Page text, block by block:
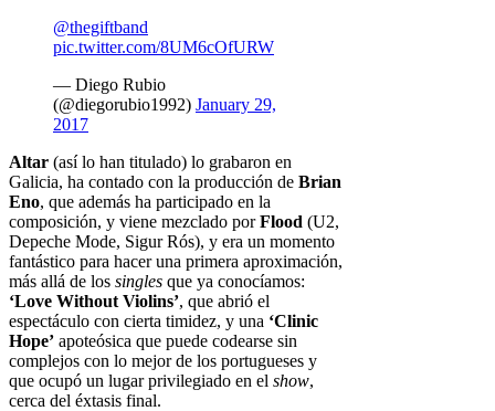
@thegiftband
pic.twitter.com/8UM6cOfURW
— Diego Rubio
(@diegorubio1992) January 29,
2017
Altar (así lo han titulado) lo grabaron en
Galicia, ha contado con la producción de Brian
Eno, que además ha participado en la
composición, y viene mezclado porFlood (U2,
Depeche Mode, Sigur Rós), y era un momento
fantástico para hacer una primera aproximación,
más allá de los singles que ya conocíamos:
‘Love Without Violins’, que abrió el
espectáculo con cierta timidez, y una ‘Clinic
Hope’ apoteósica que puede codearse sin
complejos con lo mejor de los portugueses y
que ocupó un lugar privilegiado en el show,
cerca del éxtasis final.